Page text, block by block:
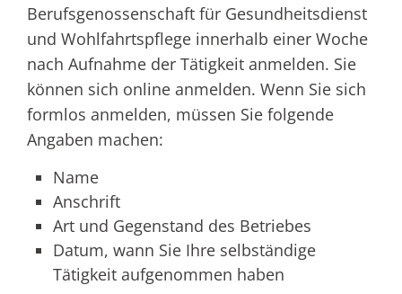
Berufsgenossenschaft für Gesundheitsdienst
und Wohlfahrtspflege innerhalb einer Woche
nach Aufnahme der Tätigkeit anmelden. Sie
können sich online anmelden. Wenn Sie sich
formlos anmelden, müssen Sie folgende
Angaben machen:
Name
Anschrift
Art und Gegenstand des Betriebes
Datum, wann Sie Ihre selbständige
Tätigkeit aufgenommen haben